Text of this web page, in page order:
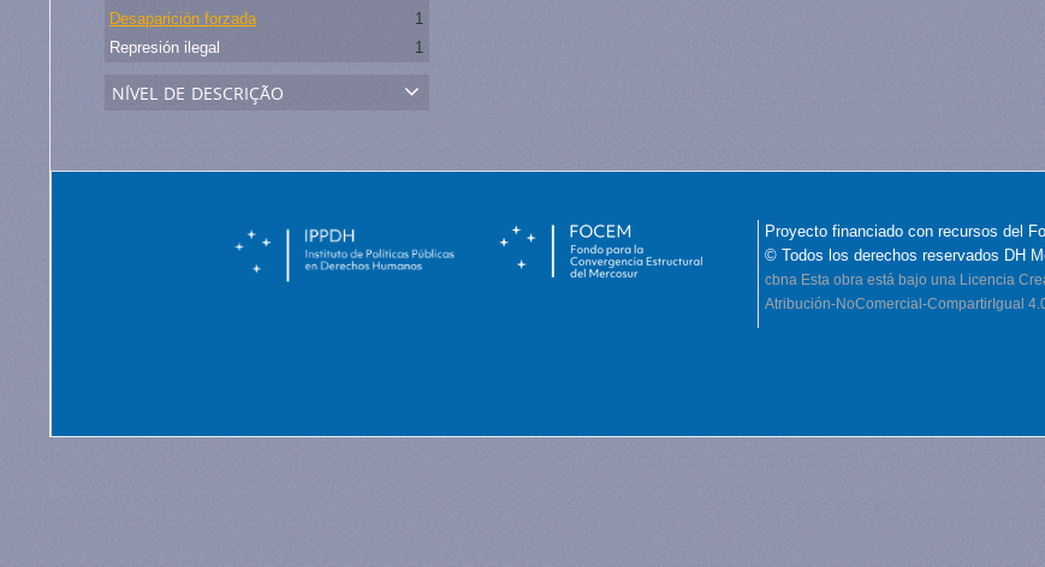
Desaparición forzada
1
Represión ilegal
1
nível de descrição
Proyecto financiado con recursos del
© Todos los derechos reservados DH
cbna Esta obra está bajo una Licencia
Atribución-NoComercial-CompartirIgual